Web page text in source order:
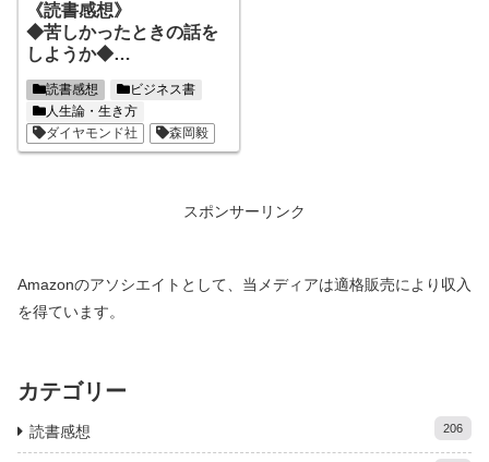
《読書感想》
◆苦しかったときの話を
しようか◆
何をしたらいいのか分か
らないという方に読んで
欲しい！
読書感想
ビジネス書
人生論・生き方
ダイヤモンド社
森岡毅
スポンサーリンク
Amazonのアソシエイトとして、当メディアは適格販売により収入
を得ています。
カテゴリー
読書感想 206